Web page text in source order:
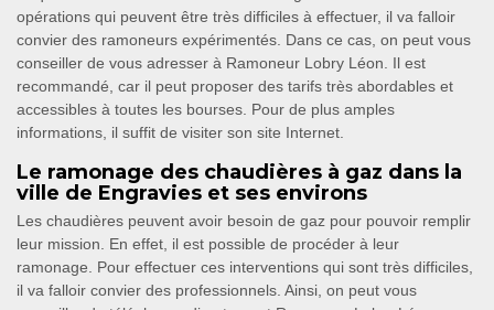
opérations qui peuvent être très difficiles à effectuer, il va falloir
convier des ramoneurs expérimentés. Dans ce cas, on peut vous
conseiller de vous adresser à Ramoneur Lobry Léon. Il est
recommandé, car il peut proposer des tarifs très abordables et
accessibles à toutes les bourses. Pour de plus amples
informations, il suffit de visiter son site Internet.
Le ramonage des chaudières à gaz dans la
ville de Engravies et ses environs
Les chaudières peuvent avoir besoin de gaz pour pouvoir remplir
leur mission. En effet, il est possible de procéder à leur
ramonage. Pour effectuer ces interventions qui sont très difficiles,
il va falloir convier des professionnels. Ainsi, on peut vous